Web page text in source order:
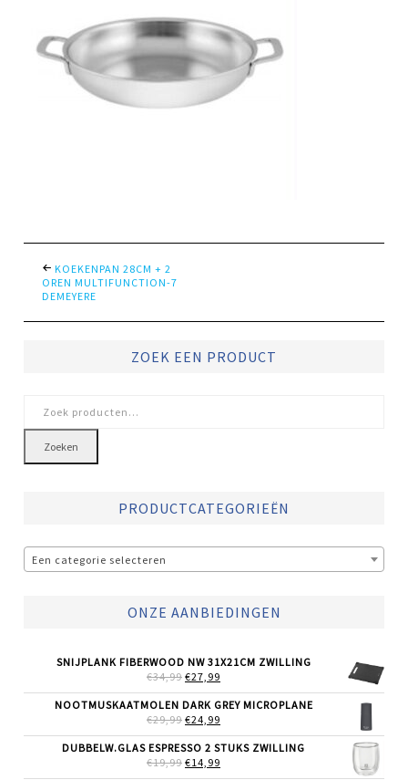
KOEKENPAN 28CM + 2
OREN MULTIFUNCTION-7
DEMEYERE
ZOEK EEN PRODUCT
naar:
Zoeken
PRODUCTCATEGORIEËN
Een categorie selecteren
ONZE AANBIEDINGEN
SNIJPLANK FIBERWOOD NW 31X21CM ZWILLING
€34,99 OORSPRONKELIJKE
WAS:
€34,99.
€27,99
IS:
NOOTMUSKAATMOLEN DARK GREY MICROPLANE
€29,99 OORSPRONKELIJKE
WAS:
€29,99.
€24,99
IS:
DUBBELW.GLAS ESPRESSO 2 STUKS ZWILLING
€19,99 OORSPRONKELIJKE
€14,99